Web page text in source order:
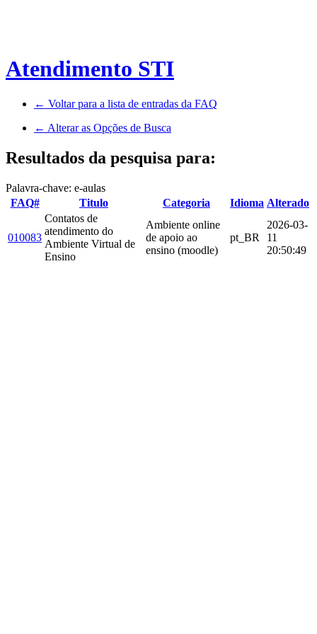
Atendimento STI
← Voltar para a lista de entradas da FAQ
← Alterar as Opções de Busca
Resultados da pesquisa para:
Palavra-chave: e-aulas
FAQ#
Titulo Categoria Idioma Alterado
010083
Contatos de
atendimento do
Ambiente Virtual de
Ensino
Ambiente online
de apoio ao
ensino (moodle)
pt_BR
2026-03-
11
20:50:49